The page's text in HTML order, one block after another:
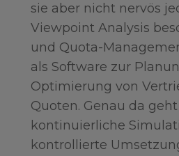
sie aber nicht nervös
Viewpoint Analysis
und Quota-
als Software zur
Optimierung von
Quoten. Genau da
kontinuierliche
kontrollierte